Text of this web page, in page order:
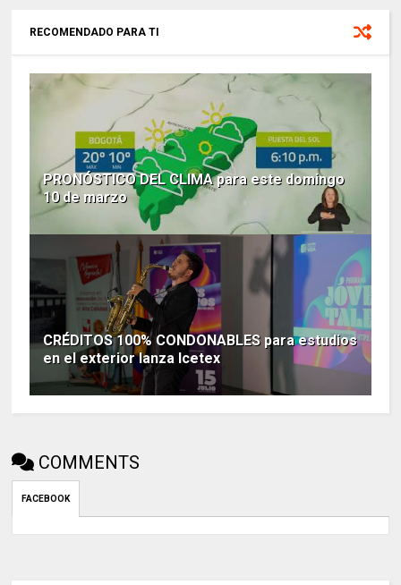
RECOMENDADO PARA TI
PRONÓSTICO DEL CLIMA para este domingo
10 de marzo
CRÉDITOS 100% CONDONABLES para estudios
en el exterior lanza Icetex
COMMENTS
FACEBOOK